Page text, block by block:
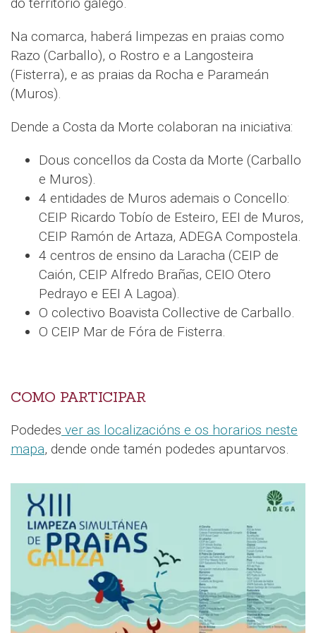
Na comarca, haberá limpezas en praias como
Razo (Carballo), o Rostro e a Langosteira
(Fisterra), e as praias da Rocha e Parameán
(Muros).
Dende a Costa da Morte colaboran na iniciativa:
Dous concellos da Costa da Morte (Carballo
e Muros).
4 entidades de Muros ademais o Concello:
CEIP Ricardo Tobío de Esteiro, EEI de Muros,
CEIP Ramón de Artaza, ADEGA Compostela.
4 centros de ensino da Laracha (CEIP de
Caión, CEIP Alfredo Brañas, CEIO Otero
Pedrayo e EEI A Lagoa).
O colectivo Boavista Collective de Carballo.
O CEIP Mar de Fóra de Fisterra.
COMO PARTICIPAR
Podedes ver as localizacións e os horarios neste
mapa, dende onde tamén podedes apuntarvos.